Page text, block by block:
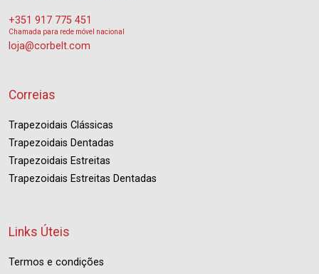
+351 917 775 451
Chamada para rede móvel nacional
loja@corbelt.com
Correias
Trapezoidais Clássicas
Trapezoidais Dentadas
Trapezoidais Estreitas
Trapezoidais Estreitas Dentadas
Links Úteis
Termos e condições